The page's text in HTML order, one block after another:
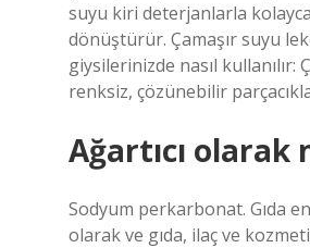
suyu kiri deterjanlarla
dönüştürür. Çamaşır suyu
giysilerinizde nasıl kullanılır:
renksiz, çözünebilir
Ağartıcı olarak
Sodyum perkarbonat. Gıda
olarak ve gıda, ilaç ve